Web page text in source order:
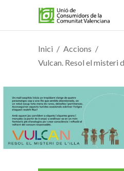
Inici
Accions
Vulcan. Resol el misteri